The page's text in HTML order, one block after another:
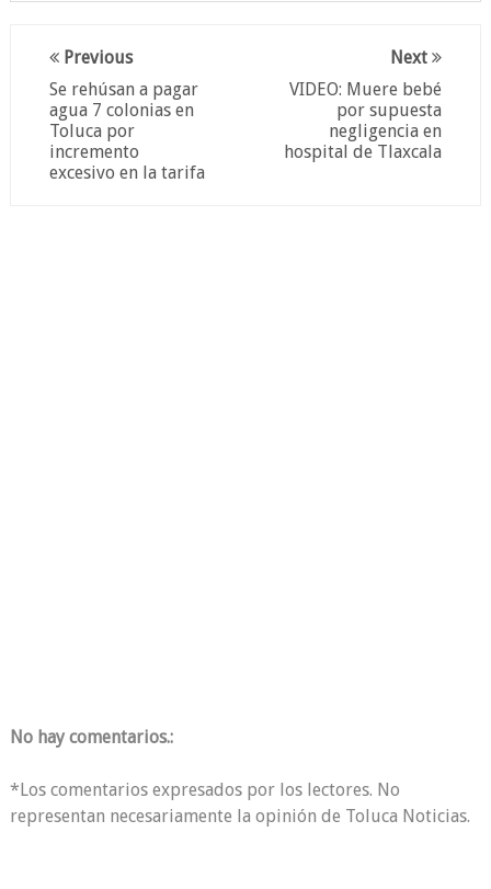
Next
VIDEO: Muere bebé
por supuesta
negligencia en
hospital de Tlaxcala
Previous
Se rehúsan a pagar
agua 7 colonias en
Toluca por
incremento
excesivo en la tarifa
No hay comentarios.:
*Los comentarios expresados por los lectores. No
representan necesariamente la opinión de Toluca Noticias.